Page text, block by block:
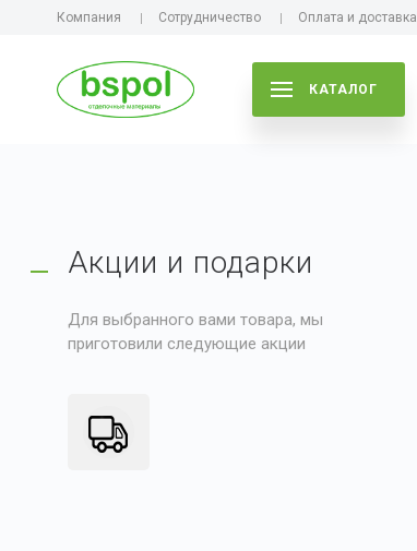
Компания Сотрудничество Оплата и доставка
КАТАЛОГ
Акции и подарки
Для выбранного вами товара, мы
приготовили следующие акции